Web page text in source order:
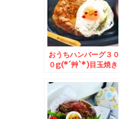
おうちハンバーグ３０
０g(*´艸`*)目玉焼き
とお芋とお得に弱い。
マックで深夜ポテトL
サイズ＆Мサイズ(*
´艸`*)